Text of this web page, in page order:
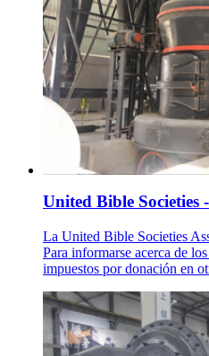
United Bible Societies
La United Bible Societies
Para informarse acerca de
impuestos por donación en